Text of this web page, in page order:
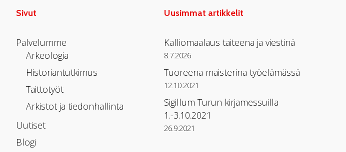
Sivut
Palvelumme
Arkeologia
Historiantutkimus
Taittotyöt
Arkistot ja tiedonhallinta
Uutiset
Blogi
Uusimmat artikkelit
Kalliomaalaus taiteena ja viestinä
8.7.2026
Tuoreena maisterina työelämässä
12.10.2021
Sigillum Turun kirjamessuilla
1.-3.10.2021
26.9.2021